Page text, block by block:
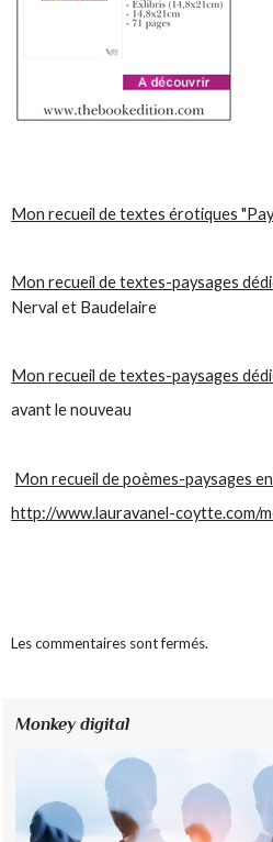
Mon recueil de textes érotiques
Mon recueil de textes-paysages
Nerval et Baudelaire
Mon recueil de textes-paysages
avant le nouveau
Mon recueil de poèmes-paysages
http://www.lauravanel-coytte.com/
Les commentaires sont fermés.
Monkey digital